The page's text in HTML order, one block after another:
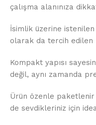
çalışma alanınıza
İsimlik üzerine
olarak da tercih edilen
Kompakt yapısı
değil, aynı zamanda
Ürün özenle paketlenir
de sevdikleriniz için